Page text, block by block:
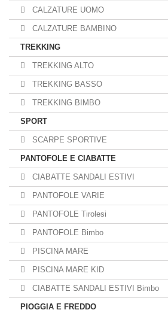
CALZATURE UOMO
CALZATURE BAMBINO
TREKKING
TREKKING ALTO
TREKKING BASSO
TREKKING BIMBO
SPORT
SCARPE SPORTIVE
PANTOFOLE E CIABATTE
CIABATTE SANDALI ESTIVI
PANTOFOLE VARIE
PANTOFOLE Tirolesi
PANTOFOLE Bimbo
PISCINA MARE
PISCINA MARE KID
CIABATTE SANDALI ESTIVI Bimbo
PIOGGIA E FREDDO